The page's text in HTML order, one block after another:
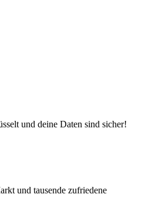
und deine Daten sind sicher!
und tausende zufriedene